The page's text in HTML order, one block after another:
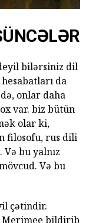
bilərsiniz dil
da
onlar daha
var. biz bütün
olar ki,
filosofu, rus dili
bu yalnız
Və bu
çətindir.
Merimee bildirib